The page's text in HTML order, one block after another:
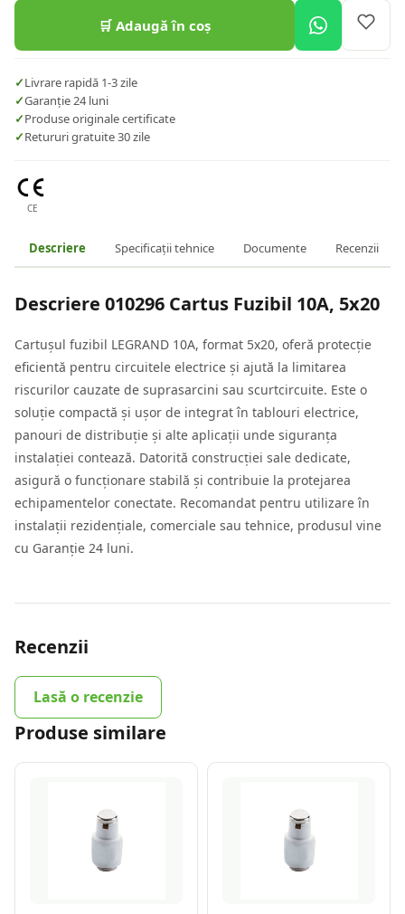
🛒 Adaugă în coș
✓Livrare rapidă 1-3 zile
✓Garanție 24 luni
✓Produse originale certificate
✓Retururi gratuite 30 zile
CE
Descriere Specificații tehnice Documente Recenzii
Descriere 010296 Cartus Fuzibil 10A, 5x20
Cartușul fuzibil LEGRAND 10A, format 5x20, oferă protecție
eficientă pentru circuitele electrice și ajută la limitarea
riscurilor cauzate de suprasarcini sau scurtcircuite. Este o
soluție compactă și ușor de integrat în tablouri electrice,
panouri de distribuție și alte aplicații unde siguranța
instalației contează. Datorită construcției sale dedicate,
asigură o funcționare stabilă și contribuie la protejarea
echipamentelor conectate. Recomandat pentru utilizare în
instalații rezidențiale, comerciale sau tehnice, produsul vine
cu Garanție 24 luni.
Recenzii
Lasă o recenzie
Produse similare